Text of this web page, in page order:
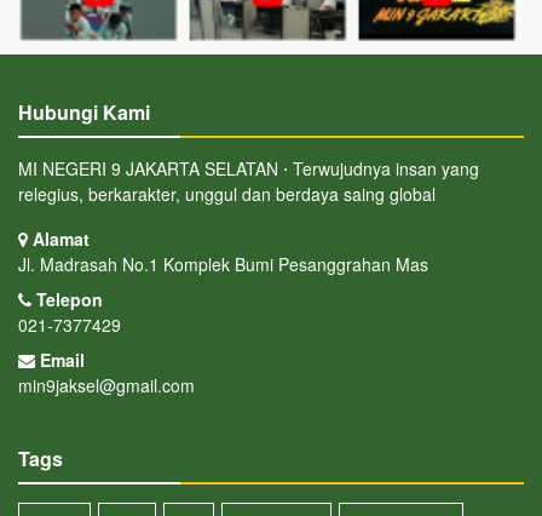
Hubungi Kami
MI NEGERI 9 JAKARTA SELATAN ⋅ Terwujudnya insan yang
relegius, berkarakter, unggul dan berdaya saing global
Alamat
Jl. Madrasah No.1 Komplek Bumi Pesanggrahan Mas
Telepon
021-7377429
Email
min9jaksel@gmail.com
Tags